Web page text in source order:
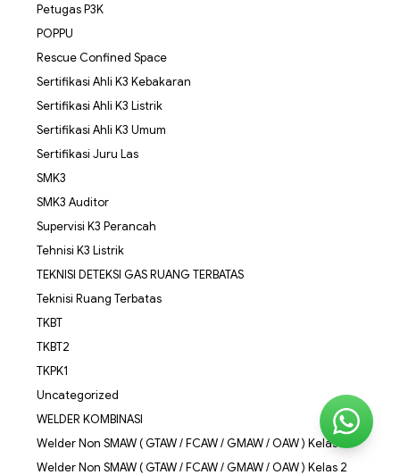
Petugas P3K
POPPU
Rescue Confined Space
Sertifikasi Ahli K3 Kebakaran
Sertifikasi Ahli K3 Listrik
Sertifikasi Ahli K3 Umum
Sertifikasi Juru Las
SMK3
SMK3 Auditor
Supervisi K3 Perancah
Tehnisi K3 Listrik
TEKNISI DETEKSI GAS RUANG TERBATAS
Teknisi Ruang Terbatas
TKBT
TKBT2
TKPK1
Uncategorized
WELDER KOMBINASI
Welder Non SMAW ( GTAW / FCAW / GMAW / OAW ) Kelas 1
Welder Non SMAW ( GTAW / FCAW / GMAW / OAW ) Kelas 2